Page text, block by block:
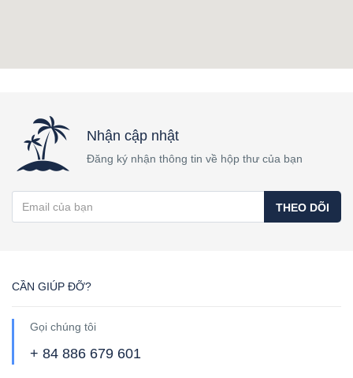
Nhận cập nhật
Đăng ký nhận thông tin về hộp thư của bạn
THEO DÕI
CẦN GIÚP ĐỠ?
Gọi chúng tôi
+ 84 886 679 601